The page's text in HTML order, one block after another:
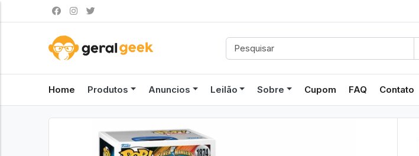
Home Produtos Anuncios Leilão Sobre Cupom FAQ Contato